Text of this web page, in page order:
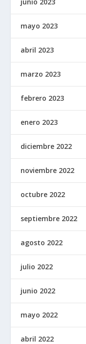
mayo 2023
abril 2023
marzo 2023
febrero 2023
enero 2023
diciembre 2022
noviembre 2022
octubre 2022
septiembre 2022
agosto 2022
julio 2022
junio 2022
mayo 2022
abril 2022